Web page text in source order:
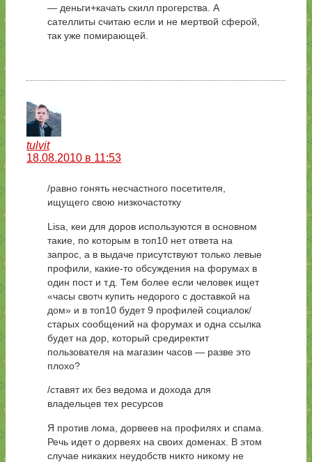
— деньги+качать скилл прогерства. А
сателлиты считаю если и не мертвой сферой,
так уже помирающей.
tulvit
18.08.2010 в 11:53
/равно гонять несчастного посетителя,
ищущего свою низкочастотку
Lisa, кеи для доров используются в основном
такие, по которым в топ10 нет ответа на
запрос, а в выдаче присутствуют только левые
профили, какие-то обсуждения на форумах в
один пост и т.д. Тем более если человек ищет
«часы свотч купить недорого с доставкой на
дом» и в топ10 будет 9 профилей социалок/
старых сообщений на форумах и одна ссылка
будет на дор, который средиректит
пользователя на магазин часов — разве это
плохо?
/ставят их без ведома и дохода для
владельцев тех ресурсов
Я против лома, дорвеев на профилях и спама.
Речь идет о дорвеях на своих доменах. В этом
случае никаких неудобств никто никому не